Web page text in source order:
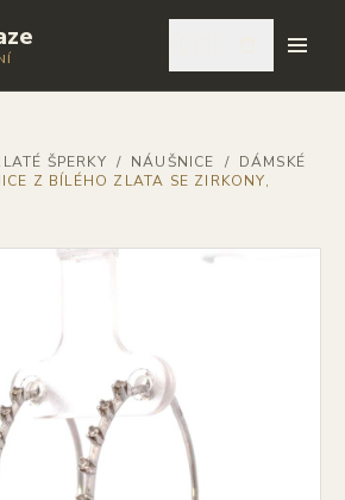
ŠPERKY / NÁUŠNICE / DÁMSKÉ
Z BÍLÉHO ZLATA SE ZIRKONY,